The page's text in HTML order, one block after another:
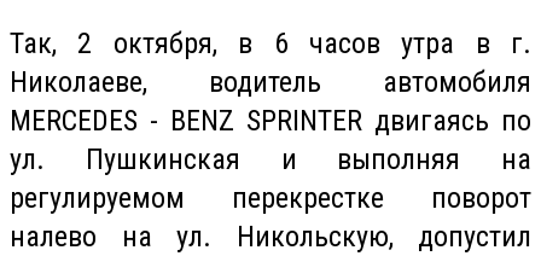
Так, 2 октября, в 6 часов утра в г.
Николаеве, водитель автомобиля
MERCEDES - BENZ SPRINTER двигаясь по
ул. Пушкинская и выполняя на
регулируемом перекрестке поворот
налево на ул. Никольскую, допустил